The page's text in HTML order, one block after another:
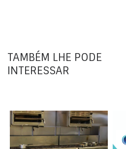
TAMBÉM LHE PODE
INTERESSAR